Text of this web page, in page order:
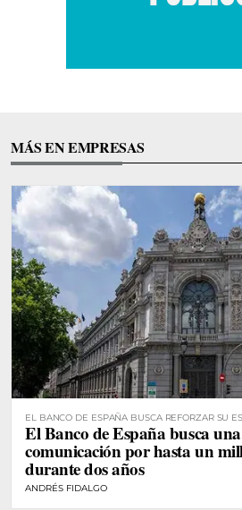
MÁS EN EMPRESAS
EL BANCO DE ESPAÑA BUSCA REFORZAR SU
COMUNICACIÓN
El Banco de España busca
comunicación por hasta un
durante dos años
ANDRÉS FIDALGO